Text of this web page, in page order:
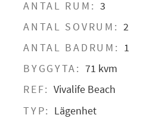
ANTAL RUM: 3
ANTAL SOVRUM: 2
ANTAL BADRUM: 1
BYGGYTA: 71 kvm
REF: Vivalife Beach
TYP: Lägenhet